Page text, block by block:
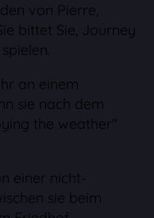
von Pierre,
bittet Sie, Journey
an einem
sie nach dem
the weather"
einer nicht-
sie beim